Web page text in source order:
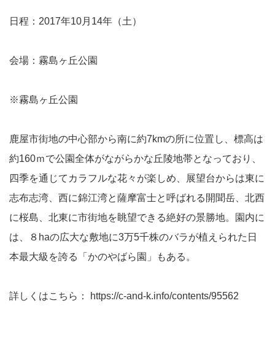
日程：2017年10月14年（土）
会場：霧島ヶ丘公園
※霧島ヶ丘公園
鹿屋市街地の中心部から南に約7kmの所に位置し、標高は
約160ｍで公園全体がながらかな丘陵地帯となっており、
四季を通じてカラフルな花々が楽しめ、展望台からは東に
志布志湾、西に錦江湾と薩摩富士と呼ばれる開聞岳、北西
に桜島、北東に市街地を眺望できる絶好の景勝地。園内に
は、８haの広大な敷地に3万5千株のバラが植えられた日
本最大級を誇る「かのやばら園」もある。
詳しくはこちら： https://c-and-k.info/contents/95562